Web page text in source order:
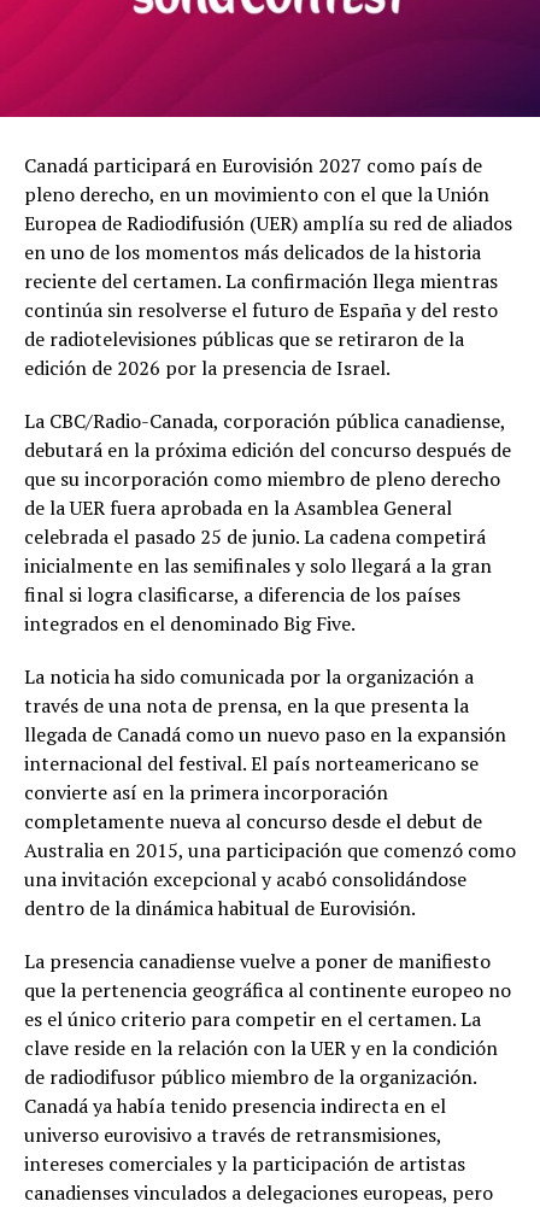
Canadá participará en Eurovisión 2027 como país de
pleno derecho, en un movimiento con el que la Unión
Europea de Radiodifusión (UER) amplía su red de aliados
en uno de los momentos más delicados de la historia
reciente del certamen. La confirmación llega mientras
continúa sin resolverse el futuro de España y del resto
de radiotelevisiones públicas que se retiraron de la
edición de 2026 por la presencia de Israel.
La CBC/Radio-Canada, corporación pública canadiense,
debutará en la próxima edición del concurso después de
que su incorporación como miembro de pleno derecho
de la UER fuera aprobada en la Asamblea General
celebrada el pasado 25 de junio. La cadena competirá
inicialmente en las semifinales y solo llegará a la gran
final si logra clasificarse, a diferencia de los países
integrados en el denominado Big Five.
La noticia ha sido comunicada por la organización a
través de una nota de prensa, en la que presenta la
llegada de Canadá como un nuevo paso en la expansión
internacional del festival. El país norteamericano se
convierte así en la primera incorporación
completamente nueva al concurso desde el debut de
Australia en 2015, una participación que comenzó como
una invitación excepcional y acabó consolidándose
dentro de la dinámica habitual de Eurovisión.
La presencia canadiense vuelve a poner de manifiesto
que la pertenencia geográfica al continente europeo no
es el único criterio para competir en el certamen. La
clave reside en la relación con la UER y en la condición
de radiodifusor público miembro de la organización.
Canadá ya había tenido presencia indirecta en el
universo eurovisivo a través de retransmisiones,
intereses comerciales y la participación de artistas
canadienses vinculados a delegaciones europeas, pero